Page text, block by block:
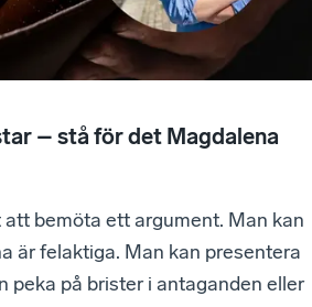
– stå för det Magdalena
bemöta ett argument. Man kan
är felaktiga. Man kan presentera
peka på brister i antaganden eller